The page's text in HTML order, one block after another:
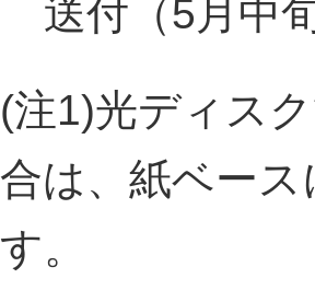
送付（5月中
(注1)光ディス
合は、紙ベー
す。